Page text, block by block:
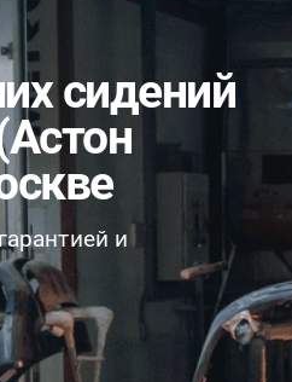
сидений
и